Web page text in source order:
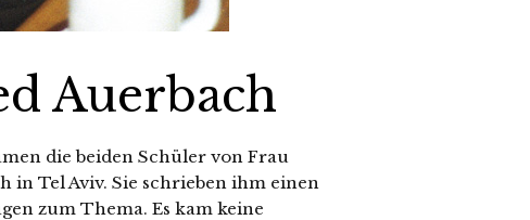
Auerbach
die bei­den Schüler von Frau
in Tel Aviv. Sie schrie­ben ihm einen
zum Thema. Es kam kei­ne